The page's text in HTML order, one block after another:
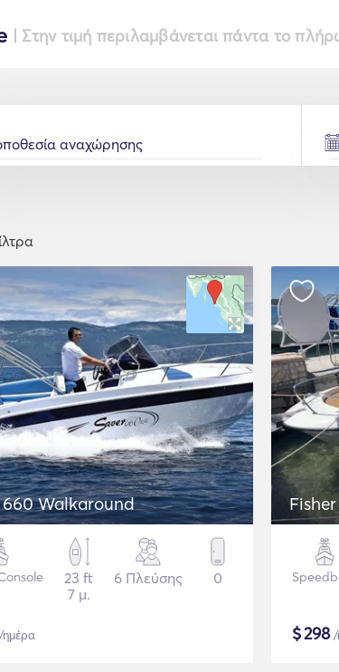
| Στην τιμή περιλαμβάνεται πάντα το
660 Walkaround
23 ft
7 μ.
6 Πλεύσης 0
$298/